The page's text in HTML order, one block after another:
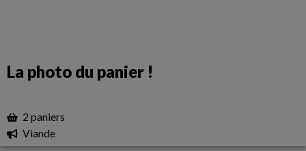
La photo du panier !
2 paniers
Viande